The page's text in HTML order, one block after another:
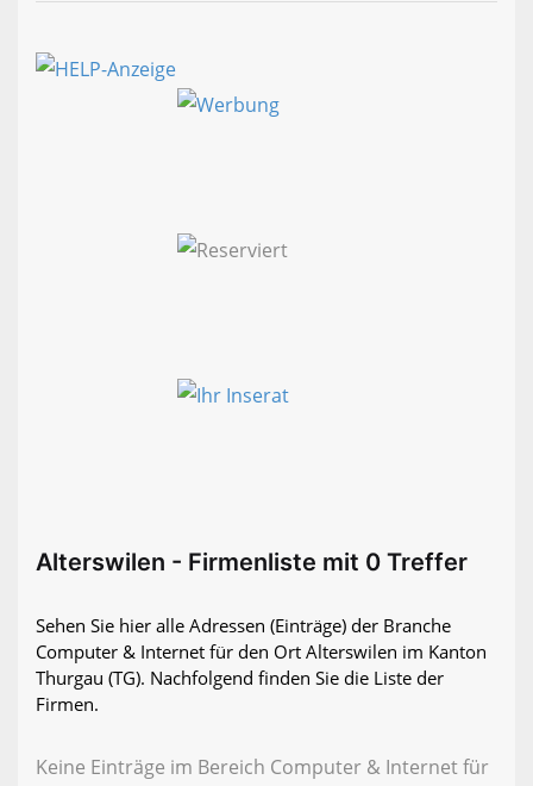
Alterswilen - Firmenliste mit 0 Treffer
Sehen Sie hier alle Adressen (Einträge) der Branche
Computer & Internet für den Ort Alterswilen im Kanton
Thurgau (TG). Nachfolgend finden Sie die Liste der
Firmen.
Keine Einträge im Bereich Computer & Internet für